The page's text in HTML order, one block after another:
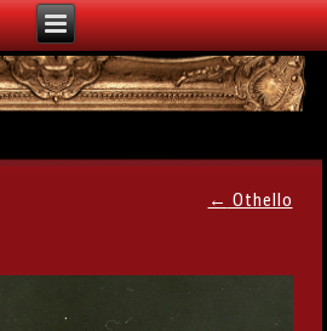
← Othello